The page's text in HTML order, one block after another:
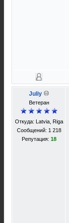
Juliy
Ветеран
Откуда: Latvia, Riga
Сообщений: 1 218
Репутация: 18